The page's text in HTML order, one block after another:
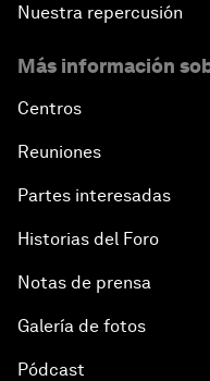
Nuestra repercusión
Más información
Centros
Reuniones
Partes interesadas
Historias del Foro
Notas de prensa
Galería de fotos
Pódcast